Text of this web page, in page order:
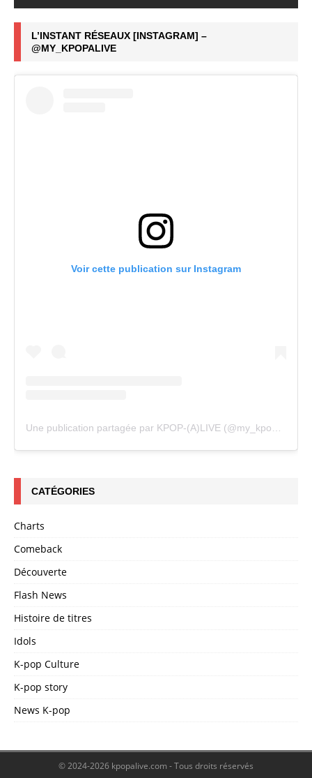
L’INSTANT RÉSEAUX [INSTAGRAM] –
@MY_KPOPALIVE
Voir cette publication sur Instagram
CATÉGORIES
Charts
Comeback
Découverte
Flash News
Histoire de titres
Idols
K-pop Culture
K-pop story
News K-pop
© 2024-2026 kpopalive.com - Tous droits réservés